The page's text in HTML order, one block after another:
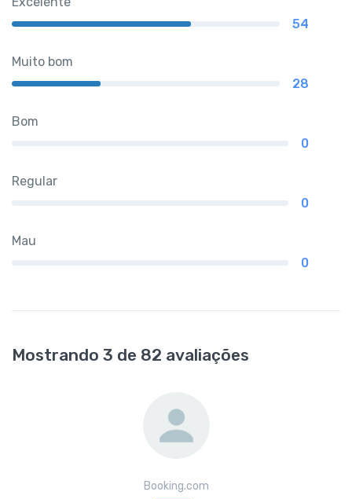
54
Muito bom
28
Bom
0
Regular
0
Mau
0
Mostrando 3 de 82 avaliações
Booking.com